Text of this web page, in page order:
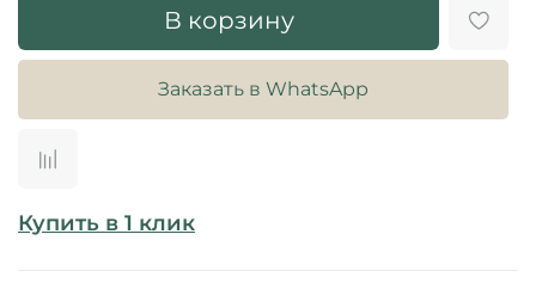
В корзину
Заказать в WhatsApp
Купить в 1 клик